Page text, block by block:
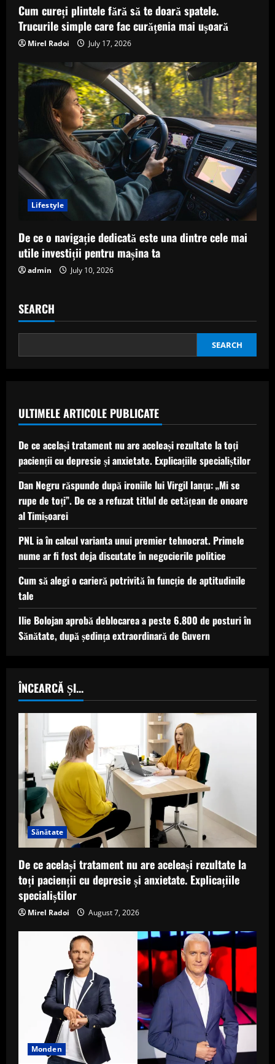
Cum cureți plintele fără să te doară spatele.
Trucurile simple care fac curățenia mai ușoară
Mirel Radoi July 17, 2026
Lifestyle
De ce o navigație dedicată este una dintre cele mai
utile investiții pentru mașina ta
admin July 10, 2026
SEARCH
SEARCH
ULTIMELE ARTICOLE PUBLICATE
De ce același tratament nu are aceleași rezultate la toți
pacienții cu depresie și anxietate. Explicațiile specialiștilor
Dan Negru răspunde după ironiile lui Virgil Ianțu: „Mi se
rupe de toți”. De ce a refuzat titlul de cetățean de onoare
al Timișoarei
PNL ia în calcul varianta unui premier tehnocrat. Primele
nume ar fi fost deja discutate în negocierile politice
Cum să alegi o carieră potrivită în funcție de aptitudinile
tale
Ilie Bolojan aprobă deblocarea a peste 6.800 de posturi în
Sănătate, după ședința extraordinară de Guvern
ÎNCEARCĂ ȘI...
Sănătate
De ce același tratament nu are aceleași rezultate la
toți pacienții cu depresie și anxietate. Explicațiile
specialiștilor
Mirel Radoi August 7, 2026
Monden